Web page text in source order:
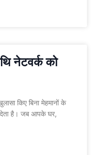
नेटवर्क को
किए बिना मेहमानों के
देता है। जब आपके घर,